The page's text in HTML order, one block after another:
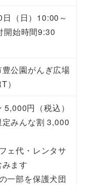
（日）10:00～
開始時間9:30
公園がんぎ広場
）
円（税込）
みんな割 3,000
ェ代・レンタサ
ます
一部を保護犬団